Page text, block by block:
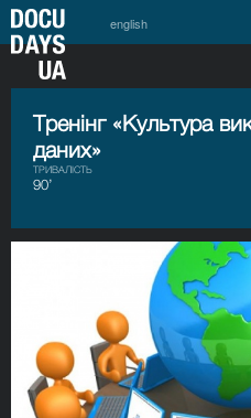
english
Тренінг «Культура
даних»
ТРИВАЛІСТЬ
90’